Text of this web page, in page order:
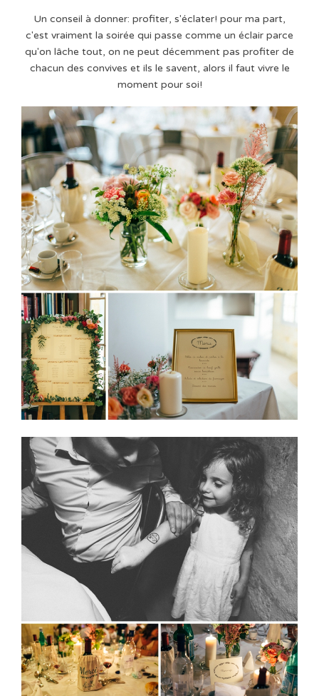
Un conseil à donner: profiter, s'éclater! pour ma part,
c'est vraiment la soirée qui passe comme un éclair parce
qu'on lâche tout, on ne peut décemment pas profiter de
chacun des convives et ils le savent, alors il faut vivre le
moment pour soi!